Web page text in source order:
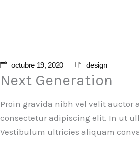
octubre 19, 2020 design
Next Generation
Proin gravida nibh vel velit auctor
consectetur adipiscing elit. In ut
Vestibulum ultricies aliquam